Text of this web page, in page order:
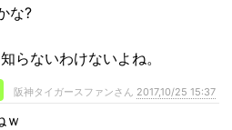
な?
らないわけないよね。
阪神タイガースファンさん 2017,10/25 15:37
ｗ